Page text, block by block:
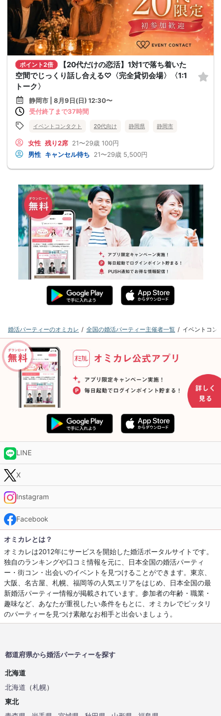
ポイント2倍
【20代だけの恋活】1対1で落ち着いた
空間でじっくり話し合える♡〈完全貸切会場〉〈1:1
トーク〉
静岡市 | 8月9日(日) 12:30〜
受付終了まで37時間
イベントコンタクト 20代向け 静岡県 静岡市
女性 残り2席 21〜29歳 100円
男性 キャンセル待ち 21〜29歳 5,500円
婚活パーティーのオミカレ 全国の婚活パーティー主催者一覧 イベントコン
LINE
X
Instagram
Facebook
オミカレとは？
オミカレは2012年にサービスを開始した婚活ポータルサイトです。
独自のランキングや口コミ情報を元に、日本全国の婚活パーティ
ー・街コン・出会いのイベントを見つけることができます。東京、
大阪、名古屋、札幌、福岡等の人気エリアをはじめ、日本全国の最
新婚活パーティー情報が掲載されています。参加者の年齢・職業・
趣味など、あなたが重視したい条件をもとに、オミカレでピッタリ
のパーティーを見つけ素敵なお相手と出会いましょう。
都道府県から婚活パーティーを探す
北海道
北海道 （札幌）
東北